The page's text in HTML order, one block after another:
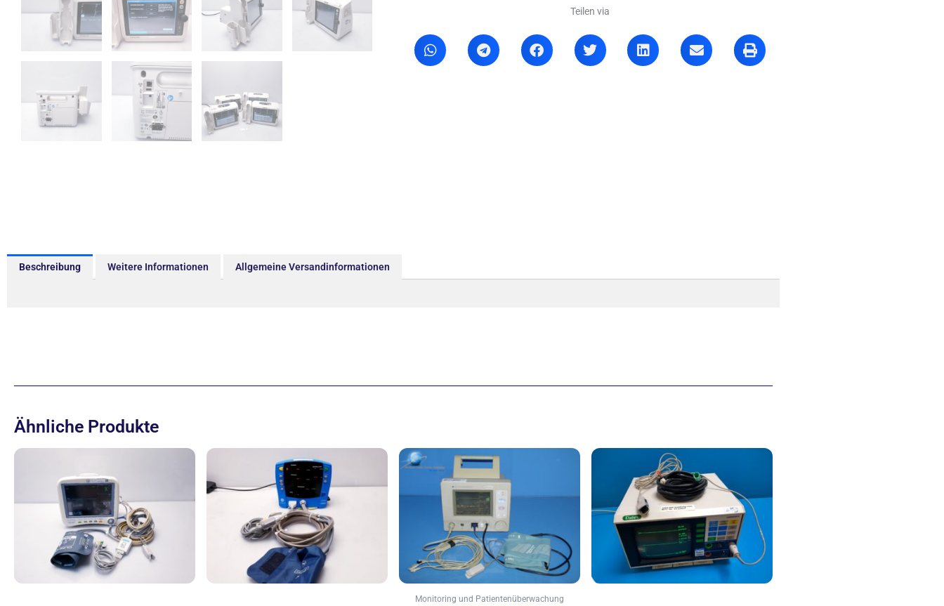
Teilen via
Beschreibung Weitere Informationen Allgemeine Versandinformationen
Ähnliche Produkte
Monitoring und Patientenüberwachung